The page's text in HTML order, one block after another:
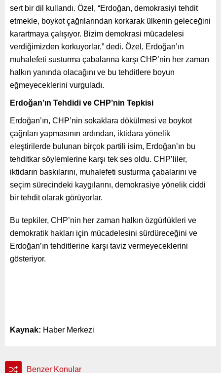
sert bir dil kullandı. Özel, “Erdoğan, demokrasiyi tehdit
etmekle, boykot çağrılarından korkarak ülkenin geleceğini
karartmaya çalışıyor. Bizim demokrasi mücadelesi
verdiğimizden korkuyorlar,” dedi. Özel, Erdoğan’ın
muhalefeti susturma çabalarına karşı CHP’nin her zaman
halkın yanında olacağını ve bu tehditlere boyun
eğmeyeceklerini vurguladı.
Erdoğan’ın Tehdidi ve CHP’nin Tepkisi
Erdoğan’ın, CHP’nin sokaklara dökülmesi ve boykot
çağrıları yapmasının ardından, iktidara yönelik
eleştirilerde bulunan birçok partili isim, Erdoğan’ın bu
tehditkar söylemlerine karşı tek ses oldu. CHP’liler,
iktidarın baskılarını, muhalefeti susturma çabalarını ve
seçim sürecindeki kaygılarını, demokrasiye yönelik ciddi
bir tehdit olarak görüyorlar.
Bu tepkiler, CHP’nin her zaman halkın özgürlükleri ve
demokratik hakları için mücadelesini sürdüreceğini ve
Erdoğan’ın tehditlerine karşı taviz vermeyeceklerini
gösteriyor.
Kaynak: Haber Merkezi
Benzer Konular